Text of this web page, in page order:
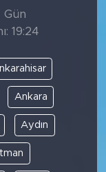
Gün
19:24
Ankara
Aydın